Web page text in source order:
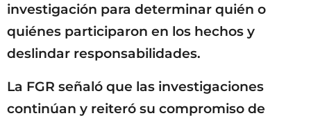
investigación para determinar quién o
quiénes participaron en los hechos y
deslindar responsabilidades.
La FGR señaló que las investigaciones
continúan y reiteró su compromiso de